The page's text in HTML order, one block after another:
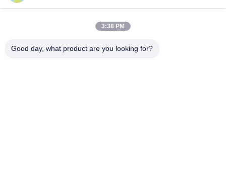
住所
3:38 PM
Good day, what product are you looking for?